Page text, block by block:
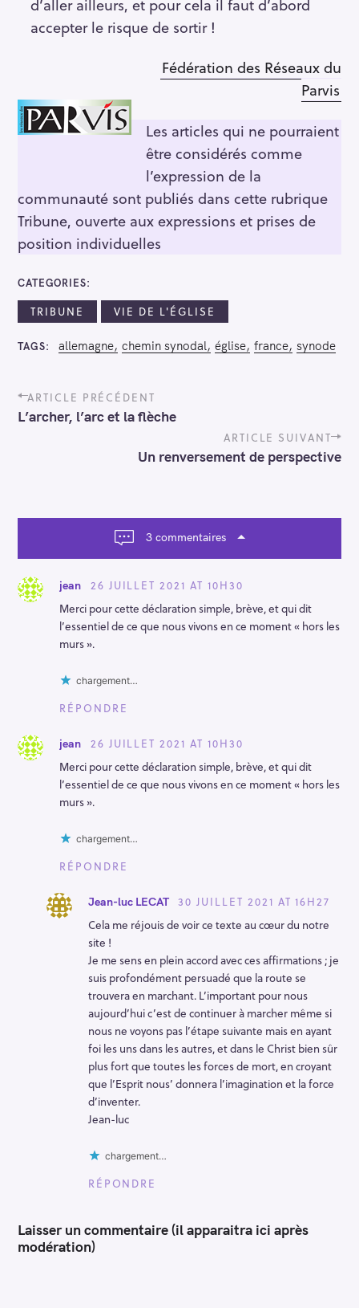
accepter le risque de sortir !
Fédération des Réseaux du
Parvis
Les articles qui ne pourraient
être considérés comme
l’expression de la
communauté sont publiés dans cette rubrique
Tribune, ouverte aux expressions et prises de
position individuelles
CATEGORIES
TRIBUNE VIE DE L'ÉGLISE
TAGS allemagne chemin synodal église france synode
P
o
s
g
o
n
ARTICLE PRÉCÉDENT
L’archer, l’arc et la flèche
ARTICLE SUIVANT
Un renversement de perspective
3 commentaires
jean
26 JUILLET 2021 AT 10H30
Merci pour cette déclaration simple, brève, et qui dit
l’essentiel de ce que nous vivons en ce moment « hors les
murs ».
chargement…
RÉPONDRE
jean
26 JUILLET 2021 AT 10H30
Merci pour cette déclaration simple, brève, et qui dit
l’essentiel de ce que nous vivons en ce moment « hors les
murs ».
chargement…
RÉPONDRE
Jean-luc LECAT
30 JUILLET 2021 AT 16H27
Cela me réjouis de voir ce texte au cœur du notre
site !
Je me sens en plein accord avec ces affirmations ; je
suis profondément persuadé que la route se
trouvera en marchant. L’important pour nous
aujourd’hui c’est de continuer à marcher même si
nous ne voyons pas l’étape suivante mais en ayant
foi les uns dans les autres, et dans le Christ bien sûr
plus fort que toutes les forces de mort, en croyant
que l’Esprit nous’ donnera l’imagination et la force
d’inventer.
Jean-luc
chargement…
RÉPONDRE
Laisser un commentaire (il apparaitra ici après
modération)
R
r
c
e
r